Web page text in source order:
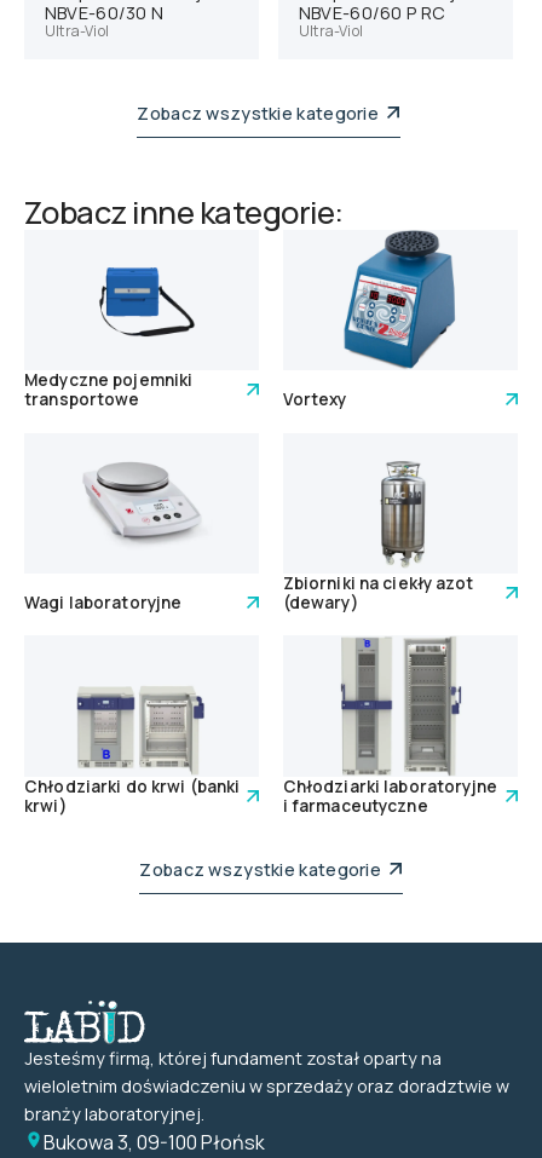
NBVE-60/30 N
Ultra-Viol
NBVE-60/60 P RC
Ultra-Viol
Zobacz wszystkie kategorie
Zobacz inne kategorie:
Medyczne pojemniki
transportowe
Vortexy
Wagi laboratoryjne
Zbiorniki na ciekły azot
(dewary)
Chłodziarki do krwi (banki
krwi)
Chłodziarki laboratoryjne
i farmaceutyczne
Zobacz wszystkie kategorie
Jesteśmy firmą, której fundament został oparty na
wieloletnim doświadczeniu w sprzedaży oraz doradztwie w
branży laboratoryjnej.
Bukowa 3, 09-100 Płońsk